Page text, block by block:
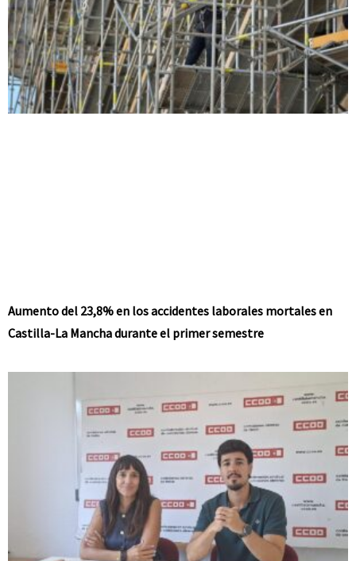
Aumento del 23,8% en los accidentes laborales mortales en
Castilla-La Mancha durante el primer semestre